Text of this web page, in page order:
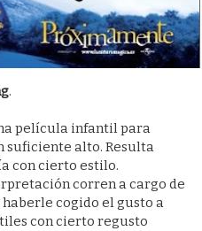
.
película infantil para
suficiente alto. Resulta
con cierto estilo.
corren a cargo de
cogido el gusto a
con cierto regusto